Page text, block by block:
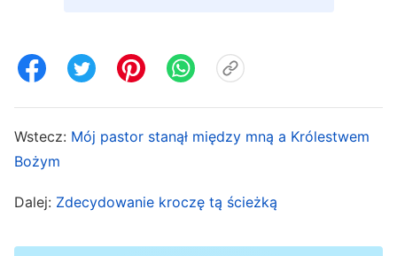
zbrodniczy motyw szatana? (…) Tocząc wojnę z
zniszczyć każde dzieło, które Bóg chce
wykonać, zająć i kontrolować tych, których Bóg
których Bóg chce pozyskać. Jeżeli nie zostaną
Wstecz: Mój pastor stanął między mną a Królestwem
Bożym
Dalej: Zdecydowanie kroczę tą ścieżką